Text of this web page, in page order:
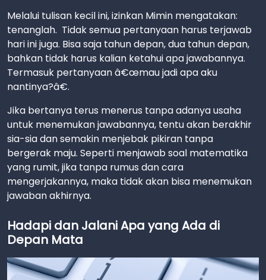
Melalui tulisan kecil ini, izinkan Mimin mengatakan:
tenanglah. Tidak semua pertanyaan harus terjawab
hari ini juga. Bisa saja tahun depan, dua tahun depan,
bahkan tidak harus kalian ketahui apa jawabannya.
Termasuk pertanyaan â€œmau jadi apa aku
nantinya?â€.
Jika bertanya terus menerus tanpa adanya usaha
untuk menemukan jawabannya, tentu akan berakhir
sia-sia dan semakin menjebak pikiran tanpa
bergerak maju. Seperti menjawab soal matematika
yang rumit, jika tanpa rumus dan cara
mengerjakannya, maka tidak akan bisa menemukan
jawaban akhirnya.
Hadapi dan Jalani Apa yang Ada di
Depan Mata